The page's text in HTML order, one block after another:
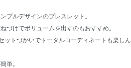
プルデザインのブレスレット。
づけでボリュームを出すのもおすすめ。
ットづかいでトータルコーディネートも楽しん
単。